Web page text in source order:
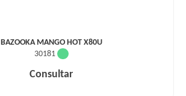
BAZOOKA MANGO HOT X80U
30181
Consultar